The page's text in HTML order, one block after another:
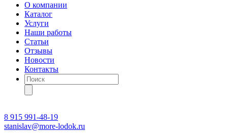
О компании
Каталог
Услуги
Наши работы
Статьи
Отзывы
Новости
Контакты
Поиск
товаров
8 915 991-48-19
stanislav@more-lodok.ru